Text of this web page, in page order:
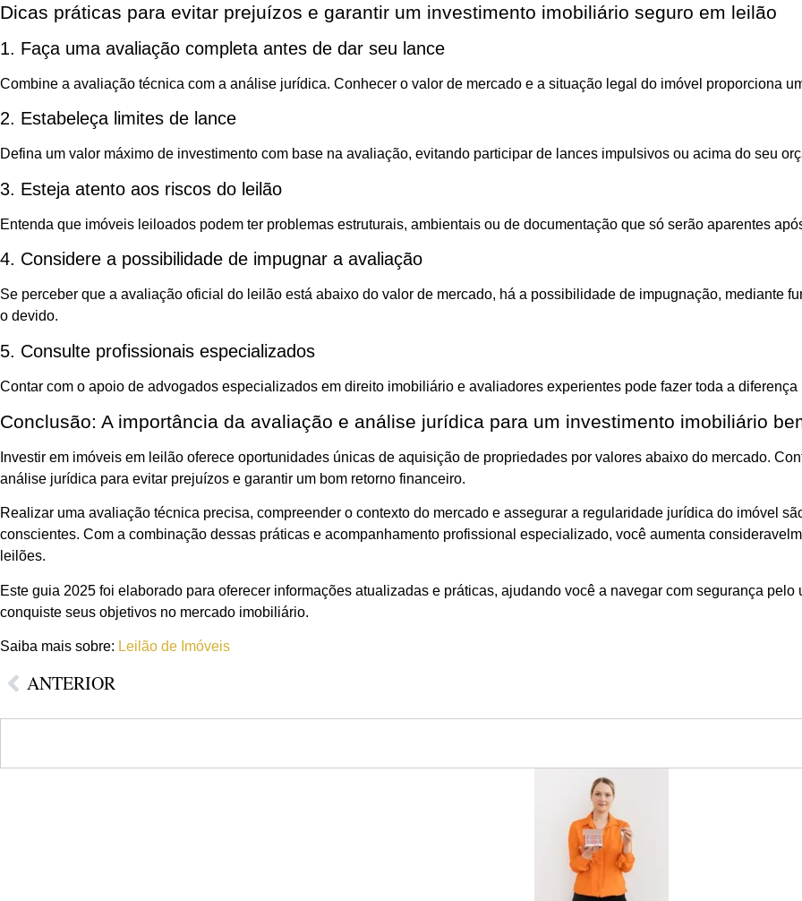
Dicas práticas para evitar prejuízos e garantir um investimento imobiliário seguro em leilão
1. Faça uma avaliação completa antes de dar seu lance
Combine a avaliação técnica com a análise jurídica. Conhecer o valor de mercado e a situação legal do imóvel proporciona
2. Estabeleça limites de lance
Defina um valor máximo de investimento com base na avaliação, evitando participar de lances impulsivos ou acima do seu
3. Esteja atento aos riscos do leilão
Entenda que imóveis leiloados podem ter problemas estruturais, ambientais ou de documentação que só serão aparentes
4. Considere a possibilidade de impugnar a avaliação
Se perceber que a avaliação oficial do leilão está abaixo do valor de mercado, há a possibilidade de impugnação, mediante
o devido.
5. Consulte profissionais especializados
Contar com o apoio de advogados especializados em direito imobiliário e avaliadores experientes pode fazer toda a
Conclusão: A importância da avaliação e análise jurídica para um investimento imobiliário
Investir em imóveis em leilão oferece oportunidades únicas de aquisição de propriedades por valores abaixo do mercado.
análise jurídica para evitar prejuízos e garantir um bom retorno financeiro.
Realizar uma avaliação técnica precisa, compreender o contexto do mercado e assegurar a regularidade jurídica do imóvel
conscientes. Com a combinação dessas práticas e acompanhamento profissional especializado, você aumenta
leilões.
Este guia 2025 foi elaborado para oferecer informações atualizadas e práticas, ajudando você a navegar com segurança
conquiste seus objetivos no mercado imobiliário.
Saiba mais sobre: Leilão de Imóveis
ANTERIOR